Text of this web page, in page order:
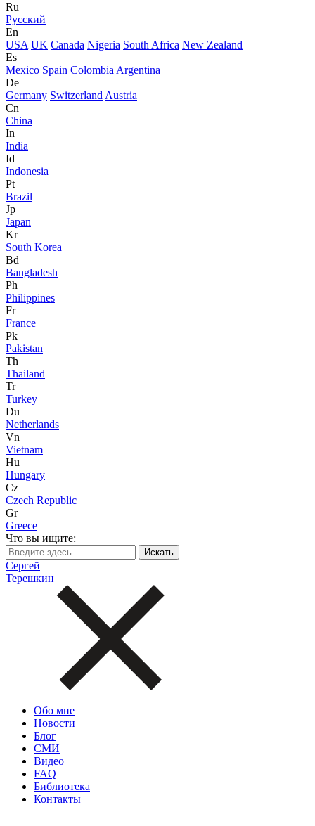
Ru
Русский
En
USA UK Canada Nigeria South Africa New Zealand
Es
Mexico Spain Colombia Argentina
De
Germany Switzerland Austria
Cn
China
In
India
Id
Indonesia
Pt
Brazil
Jp
Japan
Kr
South Korea
Bd
Bangladesh
Ph
Philippines
Fr
France
Pk
Pakistan
Th
Thailand
Tr
Turkey
Du
Netherlands
Vn
Vietnam
Hu
Hungary
Cz
Czech Republic
Gr
Greece
Что вы ищите:
Сергей
Терешкин
Обо мне
Новости
Блог
СМИ
Видео
FAQ
Библиотека
Контакты